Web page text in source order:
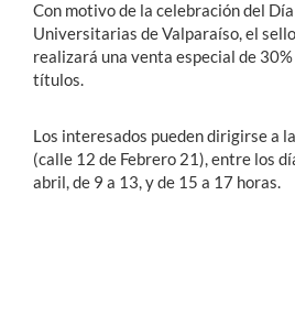
Alumni
Con motivo de la celebración del
Universitarias de Valparaíso, el
realizará una venta especial de
títulos.
Los interesados pueden dirigirse a
(calle 12 de Febrero 21), entre los
abril, de 9 a 13, y de 15 a 17 horas.